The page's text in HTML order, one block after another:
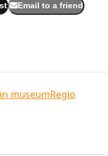
Email to a friend
museumRegio